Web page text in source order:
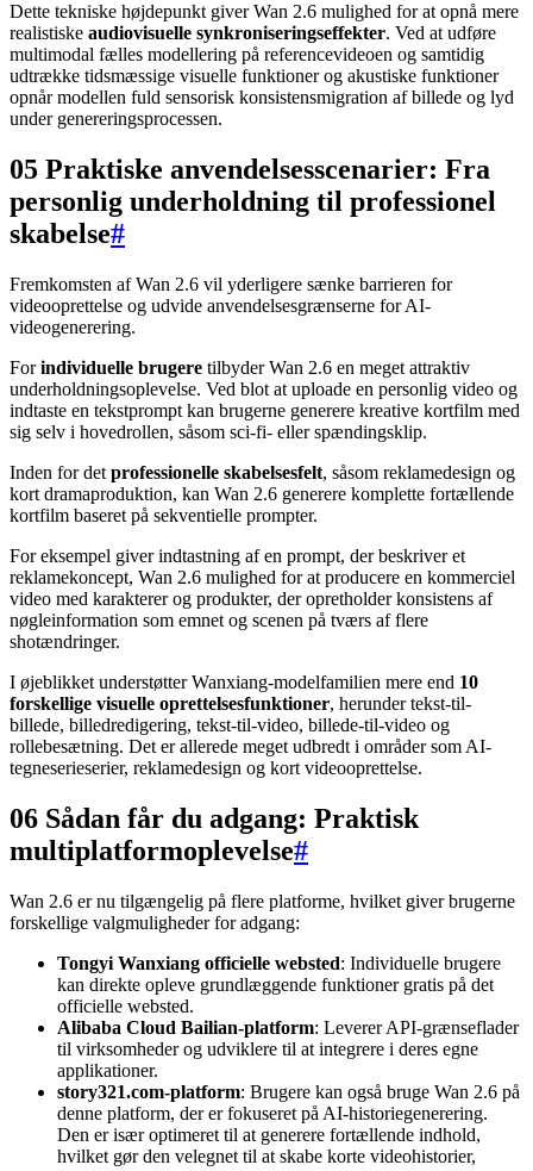
Dette tekniske højdepunkt giver Wan 2.6 mulighed for at opnå mere
realistiske audiovisuelle synkroniseringseffekter. Ved at udføre
multimodal fælles modellering på referencevideoen og samtidig
udtrække tidsmæssige visuelle funktioner og akustiske funktioner
opnår modellen fuld sensorisk konsistensmigration af billede og lyd
under genereringsprocessen.
05 Praktiske anvendelsesscenarier: Fra
personlig underholdning til professionel
skabelse#
Fremkomsten af Wan 2.6 vil yderligere sænke barrieren for
videooprettelse og udvide anvendelsesgrænserne for AI-
videogenerering.
Forindividuelle brugere tilbyder Wan 2.6 en meget attraktiv
underholdningsoplevelse. Ved blot at uploade en personlig video og
indtaste en tekstprompt kan brugerne generere kreative kortfilm med
sig selv i hovedrollen, såsom sci-fi- eller spændingsklip.
Inden for det professionelle skabelsesfelt, såsom reklamedesign og
kort dramaproduktion, kan Wan 2.6 generere komplette fortællende
kortfilm baseret på sekventielle prompter.
For eksempel giver indtastning af en prompt, der beskriver et
reklamekoncept, Wan 2.6 mulighed for at producere en kommerciel
video med karakterer og produkter, der opretholder konsistens af
nøgleinformation som emnet og scenen på tværs af flere
shotændringer.
I øjeblikket understøtter Wanxiang-modelfamilien mere end 10
forskellige visuelle oprettelsesfunktioner, herunder tekst-til-
billede, billedredigering, tekst-til-video, billede-til-video og
rollebesætning. Det er allerede meget udbredt i områder som AI-
tegneserieserier, reklamedesign og kort videooprettelse.
06 Sådan får du adgang: Praktisk
multiplatformoplevelse#
Wan 2.6 er nu tilgængelig på flere platforme, hvilket giver brugerne
forskellige valgmuligheder for adgang:
Tongyi Wanxiang officielle websted: Individuelle brugere
kan direkte opleve grundlæggende funktioner gratis på det
officielle websted.
Alibaba Cloud Bailian-platform: Leverer API-grænseflader
til virksomheder og udviklere til at integrere i deres egne
applikationer.
story321.com-platform: Brugere kan også bruge Wan 2.6 på
denne platform, der er fokuseret på AI-historiegenerering.
Den er især optimeret til at generere fortællende indhold,
hvilket gør den velegnet til at skabe korte videohistorier,